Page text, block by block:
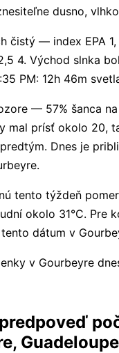
dusno,
čistý — index EPA
4. Východ slnka
PM: 12h 46m
— 57% šanca
mal prísť okolo 20,
Dnes je
tento týždeň
okolo 31°C. Pre
dátum v
v Gourbeyre